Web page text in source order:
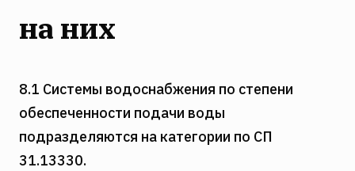
на них
8.1 Системы водоснабжения по степени
обеспеченности подачи воды
подразделяются на категории по СП
31.13330.